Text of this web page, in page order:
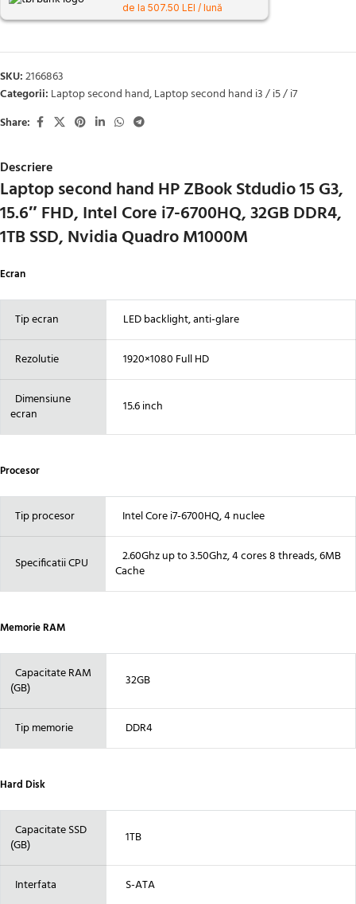
de la 507.50 LEI / lună
SKU:2166863
Categorii: Laptop second hand,Laptop second hand i3 / i5 / i7
Share:
Descriere
Laptop second hand HP ZBook Stdudio 15 G3,
15.6″ FHD, Intel Core i7-6700HQ, 32GB DDR4,
1TB SSD, Nvidia Quadro M1000M
Ecran
Tip ecran LED backlight, anti-glare
Rezolutie 1920×1080 Full HD
Dimensiune
ecran
15.6 inch
Procesor
Tip procesor Intel Core i7-6700HQ, 4 nuclee
Specificatii CPU
2.60Ghz up to 3.50Ghz, 4 cores 8 threads, 6MB
Cache
Memorie RAM
Capacitate RAM
(GB)
32GB
Tip memorie DDR4
Hard Disk
Capacitate SSD
(GB)
1TB
Interfata S-ATA